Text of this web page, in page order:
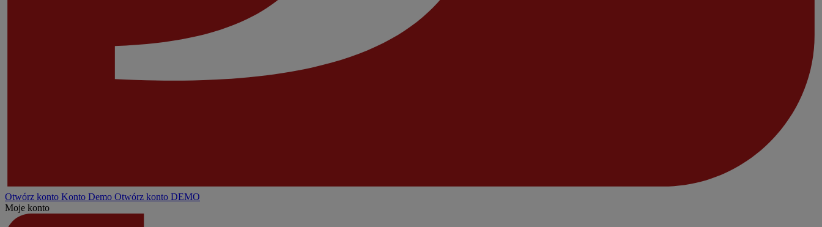
Otwórz konto Konto Demo Otwórz konto DEMO
Moje konto